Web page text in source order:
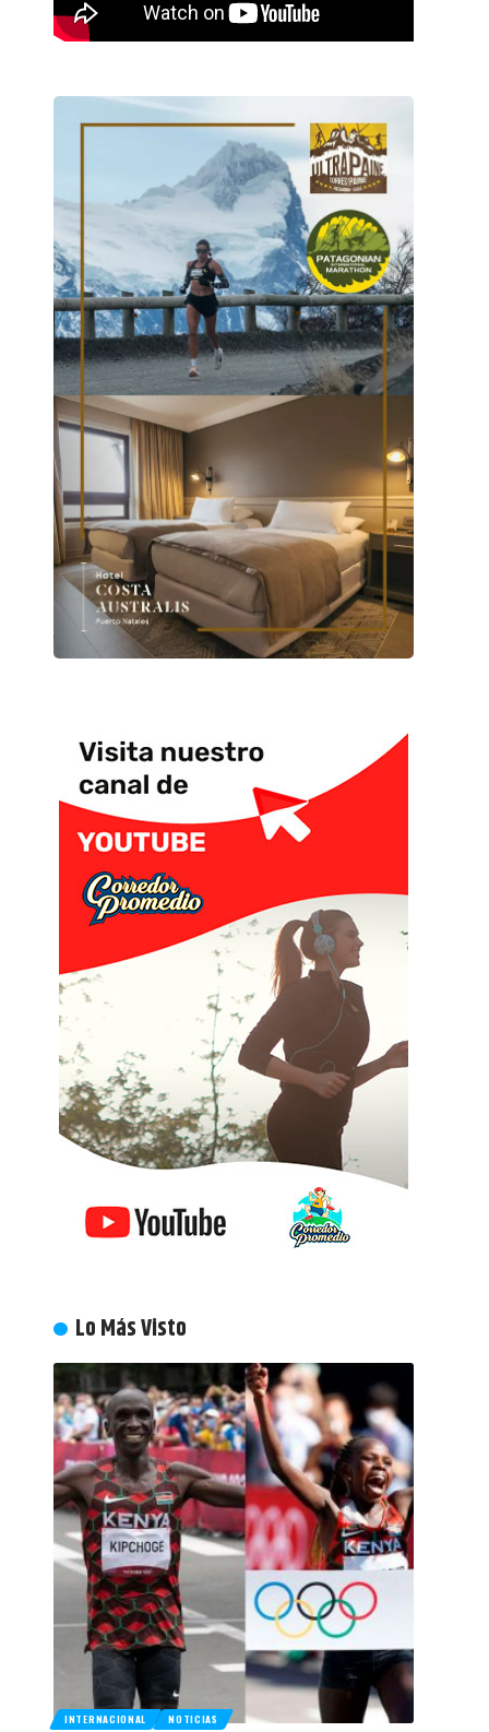
Lo Más Visto
INTERNACIONAL NOTICIAS